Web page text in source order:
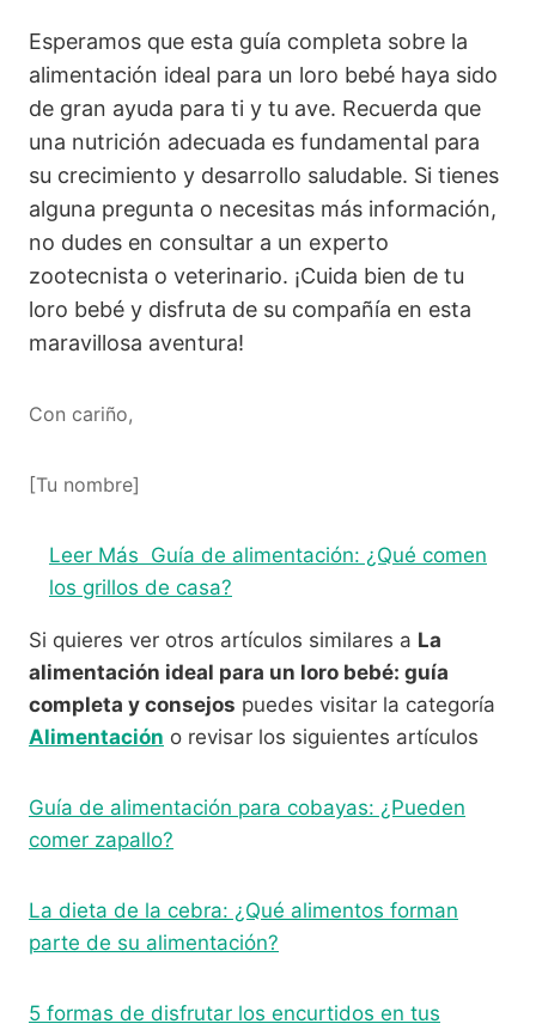
Esperamos que esta guía completa sobre la
alimentación ideal para un loro bebé haya sido
de gran ayuda para ti y tu ave. Recuerda que
una nutrición adecuada es fundamental para
su crecimiento y desarrollo saludable. Si tienes
alguna pregunta o necesitas más información,
no dudes en consultar a un experto
zootecnista o veterinario. ¡Cuida bien de tu
loro bebé y disfruta de su compañía en esta
maravillosa aventura!
Con cariño,
[Tu nombre]
Leer Más Guía de alimentación: ¿Qué comen
los grillos de casa?
Si quieres ver otros artículos similares a La
alimentación ideal para un loro bebé: guía
completa y consejos puedes visitar la categoría
Alimentación o revisar los siguientes artículos
Guía de alimentación para cobayas: ¿Pueden
comer zapallo?
La dieta de la cebra: ¿Qué alimentos forman
parte de su alimentación?
5 formas de disfrutar los encurtidos en tus